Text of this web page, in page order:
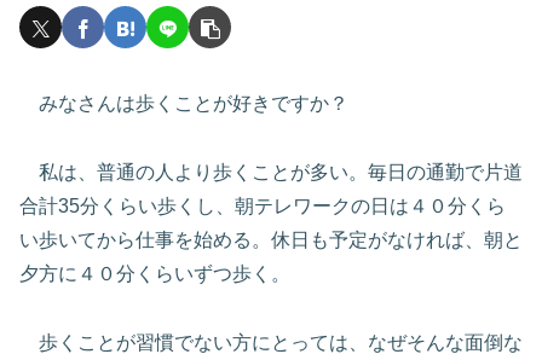
みなさんは歩くことが好きですか？
私は、普通の人より歩くことが多い。毎日の通勤で片道
合計35分くらい歩くし、朝テレワークの日は４０分くら
い歩いてから仕事を始める。休日も予定がなければ、朝と
夕方に４０分くらいずつ歩く。
歩くことが習慣でない方にとっては、なぜそんな面倒な